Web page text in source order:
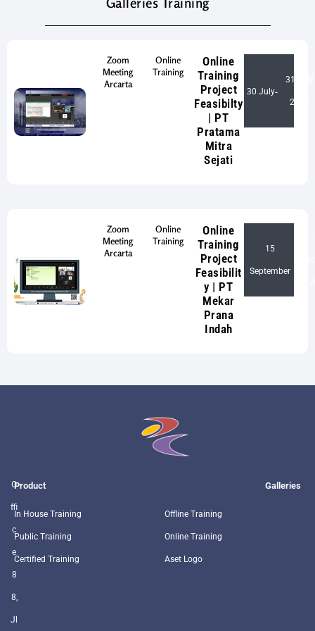
Zoom
Meeting
Arcarta
Online
Training
Online
Training
Project
Feasibilty
| PT
Pratama
Mitra
Sejati
30 July-
31 July
2025
Zoom
Meeting
Arcarta
Online
Training
Online
Training
Project
Feasibilit
y | PT
Mekar
Prana
Indah
15
September
O
ffi
c
e
8
8,
Jl
Product
In House Training
Public Training
Certified Training
Galleries
Offline Training
Online Training
Aset Logo